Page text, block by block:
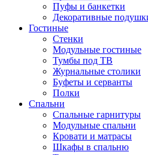
Пуфы и банкетки
Декоративные
Гостиные
Стенки
Модульные гостиные
Тумбы под ТВ
Журнальные столики
Буфеты и серванты
Полки
Спальни
Спальные гарнитуры
Модульные спальни
Кровати и матрасы
Шкафы в спальню